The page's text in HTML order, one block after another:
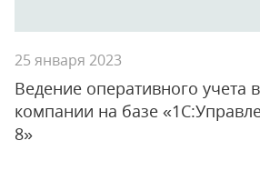
25 января 2023
Ведение оперативного учета
компании на базе
8»